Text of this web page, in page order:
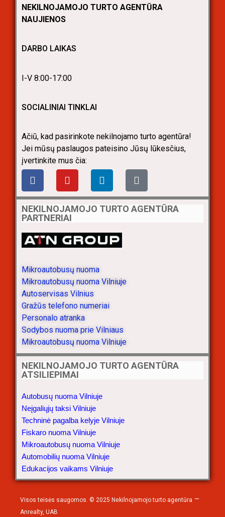
NEKILNOJAMOJO TURTO AGENTŪRA
NAUJIENOS
DARBO LAIKAS
I-V 8:00-17:00
SOCIALINIAI TINKLAI
Ačiū, kad pasirinkote nekilnojamo turto agentūra!
Jei mūsų paslaugos pateisino Jūsų lūkesčius,
įvertinkite mus čia:
NEKILNOJAMOJO TURTO AGENTŪRA
PARTNERIAI
Mikroautobusų nuoma
Mikroautobusų nuoma Vilniuje
Autoservisas Vilnius
Gražūs telefono numeriai
Personalo atranka
Sodybos nuoma prie Vilniaus
Mikroautobusų nuoma Vilniuje
NEKILNOJAMOJO TURTO AGENTŪRA
ATSILIEPIMAI
Autobusų nuoma Vilniuje
Neįgaliųjų taksi Vilniuje
Techninė pagalba kelyje Vilniuje
Fiskaro nuoma Vilniuje
Mikroautobusų nuoma Vilniuje
Automobilių nuoma Vilniuje
Edukacijos vaikams Vilniuje
Visos teisės saugomos. © 2025 Nekilnojamojo turto agentūra –
Anrealty, UAB